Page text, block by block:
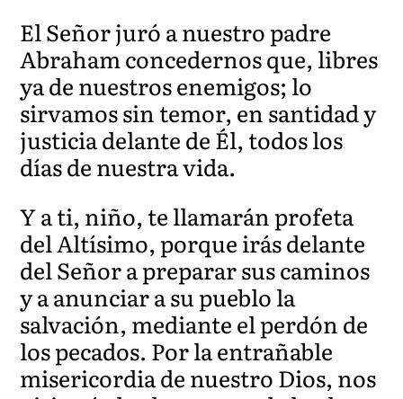
El Señor juró a nuestro padre
Abraham concedernos que, libres
ya de nuestros enemigos; lo
sirvamos sin temor, en santidad y
justicia delante de Él, todos los
días de nuestra vida.
Y a ti, niño, te llamarán profeta
del Altísimo, porque irás delante
del Señor a preparar sus caminos
y a anunciar a su pueblo la
salvación, mediante el perdón de
los pecados. Por la entrañable
misericordia de nuestro Dios, nos